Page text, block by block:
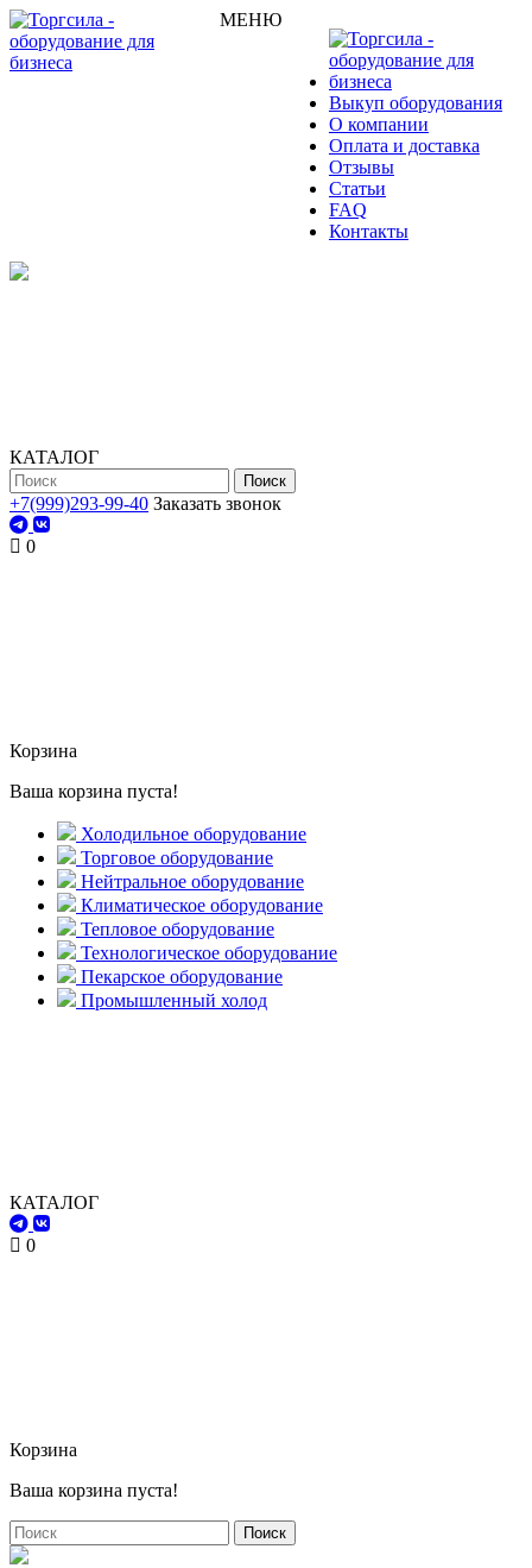
МЕНЮ
Выкуп оборудования
О компании
Оплата и доставка
Отзывы
Статьи
FAQ
Контакты
КАТАЛОГ
Поиск
+7(999)293-99-40 Заказать звонок
0
Корзина
Ваша корзина пуста!
Холодильное оборудование
Торговое оборудование
Нейтральное оборудование
Климатическое оборудование
Тепловое оборудование
Технологическое оборудование
Пекарское оборудование
Промышленный холод
КАТАЛОГ
0
Корзина
Ваша корзина пуста!
Поиск